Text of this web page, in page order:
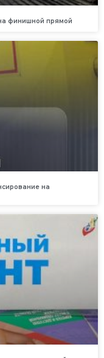
финишной прямой
на